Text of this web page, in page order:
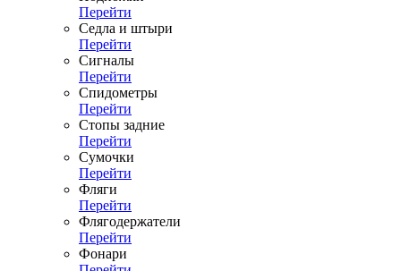
Перейти
Седла и штыри
Перейти
Сигналы
Перейти
Спидометры
Перейти
Стопы задние
Перейти
Сумочки
Перейти
Фляги
Перейти
Флягодержатели
Перейти
Фонари